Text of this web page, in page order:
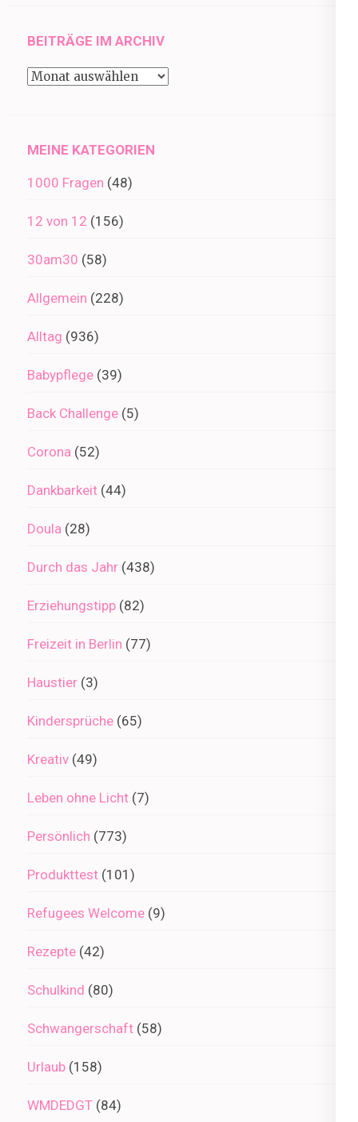
BEITRÄGE IM ARCHIV
Beiträge
MEINE KATEGORIEN
1000 Fragen (48)
12 von 12 (156)
30am30 (58)
Allgemein (228)
Alltag (936)
Babypflege (39)
Back Challenge (5)
Corona (52)
Dankbarkeit (44)
Doula (28)
Durch das Jahr (438)
Erziehungstipp (82)
Freizeit in Berlin (77)
Haustier (3)
Kindersprüche (65)
Kreativ (49)
Leben ohne Licht (7)
Persönlich (773)
Produkttest (101)
Refugees Welcome (9)
Rezepte (42)
Schulkind (80)
Schwangerschaft (58)
Urlaub (158)
WMDEDGT (84)